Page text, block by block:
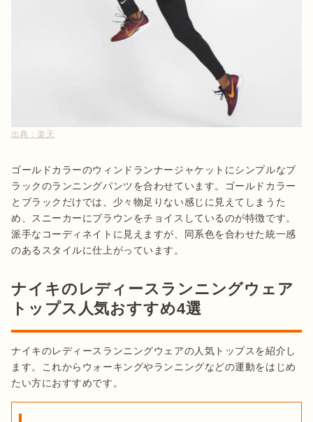
出典： 楽天
ゴールドカラーのウィンドランナージャケットにシンプルなブ
ラックのランニングパンツを合わせています。ゴールドカラー
とブラックだけでは、少々物足りない感じに見えてしまうた
め、スニーカーにブラウンをチョイスしているのが特徴です。
派手なコーディネイトに見えますが、同系色を合わせた統一感
のあるスタイルに仕上がっています。
ナイキのレディースランニングウェア
トップス人気おすすめ4選
ナイキのレディースランニングウェアの人気トップスを紹介し
ます。これからウォーキングやランニングなどの運動をはじめ
たい方におすすめです。